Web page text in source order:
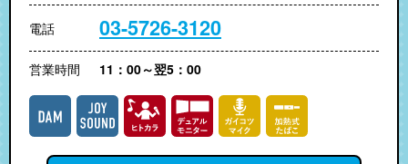
電話 03-5726-3120
営業時間 11：00～翌5：00